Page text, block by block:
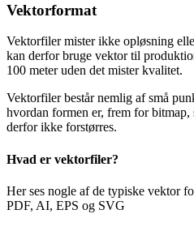
Vektorformat
Vektorfiler mister ikke opløsning
kan derfor bruge vektor til
100 meter uden det mister kvalitet.
Vektorfiler består nemlig af små
hvordan formen er, frem for bitmap,
derfor ikke forstørres.
Hvad er vektorfiler?
Her ses nogle af de typiske vektor
PDF, AI, EPS og SVG